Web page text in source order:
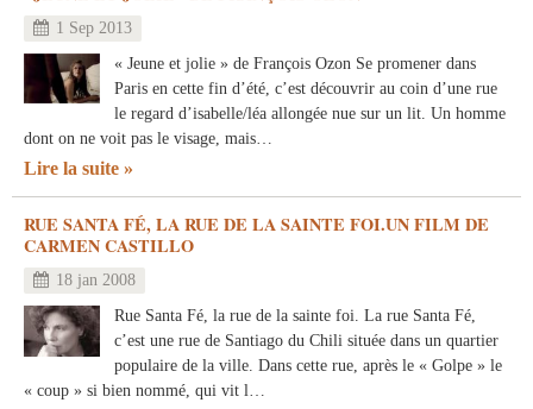
1 Sep 2013
« Jeune et jolie » de François Ozon Se promener dans
Paris en cette fin d’été, c’est découvrir au coin d’une rue
le regard d’isabelle/léa allongée nue sur un lit. Un homme
dont on ne voit pas le visage, mais…
Lire la suite
RUE SANTA FÉ, LA RUE DE LA SAINTE FOI.UN FILM DE
CARMEN CASTILLO
18 jan 2008
Rue Santa Fé, la rue de la sainte foi. La rue Santa Fé,
c’est une rue de Santiago du Chili située dans un quartier
populaire de la ville. Dans cette rue, après le « Golpe » le
« coup » si bien nommé, qui vit l…